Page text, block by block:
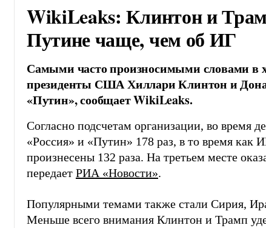
WikiLeaks: Клинтон и
Путине чаще, чем об ИГ
Самыми часто произносимыми словами в
президенты США Хиллари Клинтон и
«Путин», сообщает WikiLeaks.
Согласно подсчетам организации, во время
«Россия» и «Путин» 178 раз, в то время
произнесены 132 раза. На третьем месте
передает РИА «Новости».
Популярными темами также стали Сирия,
Меньше всего внимания Клинтон и Трамп